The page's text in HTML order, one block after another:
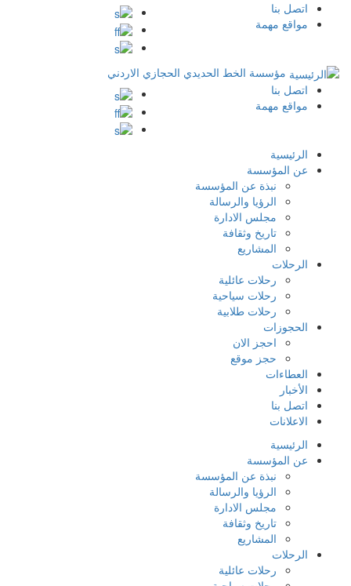
Top
اتصل بنا
مواقع مهمة
مؤسسة الخط الحديدي الحجازي الاردني
Top
اتصل بنا
مواقع مهمة
الرئيسية
عن المؤسسة
نبذة عن المؤسسة
الرؤيا والرسالة
مجلس الادارة
تاريخ وثقافة
المشاريع
الرحلات
رحلات عائلية
رحلات سياحية
رحلات طلابية
الحجوزات
احجز الان
حجز موقع
العطاءات
الأخبار
اتصل بنا
الاعلانات
الرئيسية
عن المؤسسة
نبذة عن المؤسسة
الرؤيا والرسالة
مجلس الادارة
تاريخ وثقافة
المشاريع
الرحلات
رحلات عائلية